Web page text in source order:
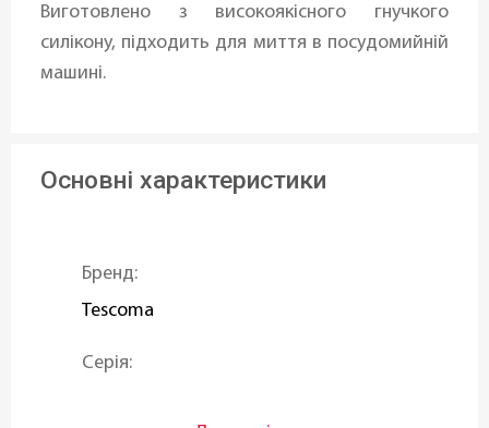
Виготовлено з високоякісного гнучкого
силікону, підходить для миття в посудомийній
машині.
Основні характеристики
Бренд:
Tescoma
Серія: